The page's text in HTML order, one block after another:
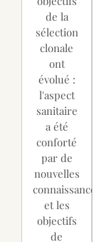
de la
sélection
clonale
ont
évolué :
l'aspect
sanitaire
a été
conforté
par de
nouvelles
connaissances,
et les
objectifs
de